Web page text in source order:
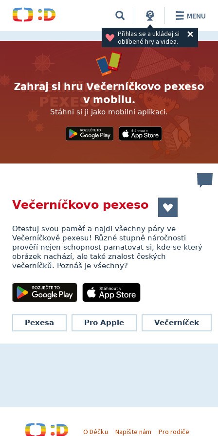
Přihlas se a ukládej si
oblíbené hry a videa.
MENU
Zahraj si hru Večerníčkovo pexeso
v mobilu.
Stáhni si ji jako mobilní aplikaci.
Večerníčkovo pexeso
Otestuj svou paměť a najdi všechny páry ve
Večerníčkově pexesu! Různé stupně náročnosti
prověří nejen schopnost pamatovat si, kde se který
obrázek nachází, ale také znalost českých
večerníčků. Poznáš je všechny?
Pexesa Pro Apple Večerníček
O Déčku Napište nám Pro rodiče